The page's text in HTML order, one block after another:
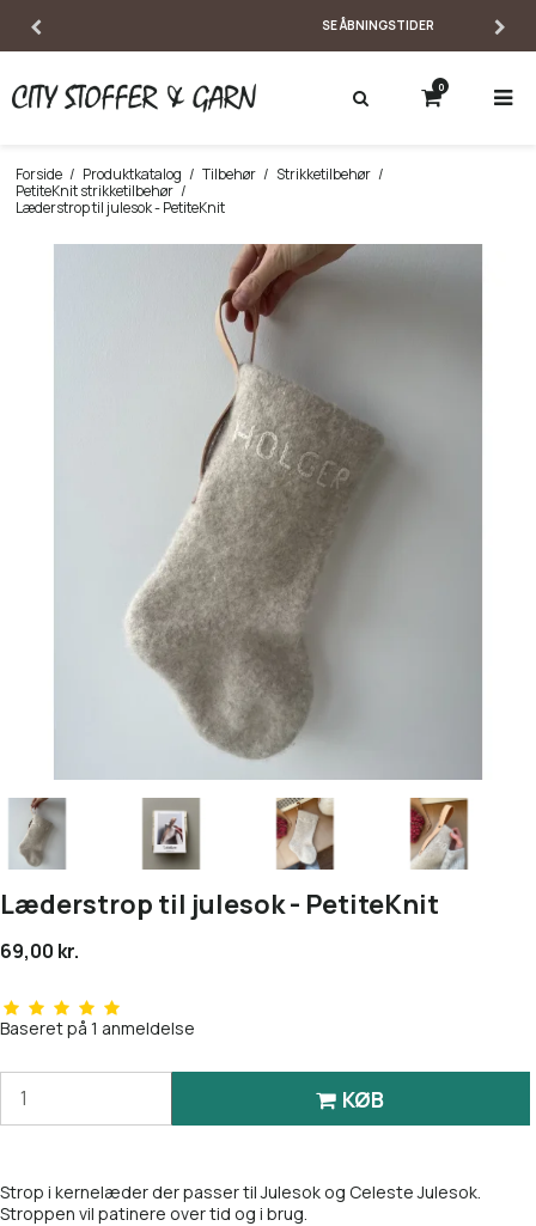
SE ÅBNINGSTIDER
0
Forside / Produktkatalog / Tilbehør / Strikketilbehør /
PetiteKnit strikketilbehør /
Læderstrop til julesok - PetiteKnit
Læderstrop til julesok - PetiteKnit
69,00 kr.
Baseret på 1 anmeldelse
KØB
Strop i kernelæder der passer til Julesok og Celeste Julesok.
Stroppen vil patinere over tid og i brug.